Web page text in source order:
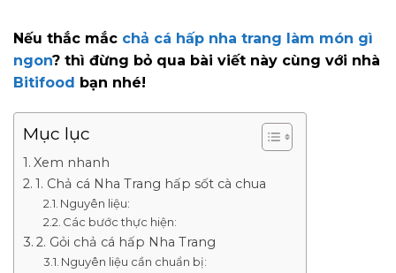
Nếu thắc mắc chả cá hấp nha trang làm món gì
ngon? thì đừng bỏ qua bài viết này cùng với nhà
Bitifood bạn nhé!
Mục lục
Xem nhanh
1. Chả cá Nha Trang hấp sốt cà chua
Nguyên liệu:
Các bước thực hiện:
2. Gỏi chả cá hấp Nha Trang
Nguyên liệu cần chuẩn bị: